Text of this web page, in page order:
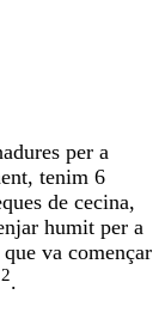
per a
tenim 6
de cecina,
humit per a
va començar
2.